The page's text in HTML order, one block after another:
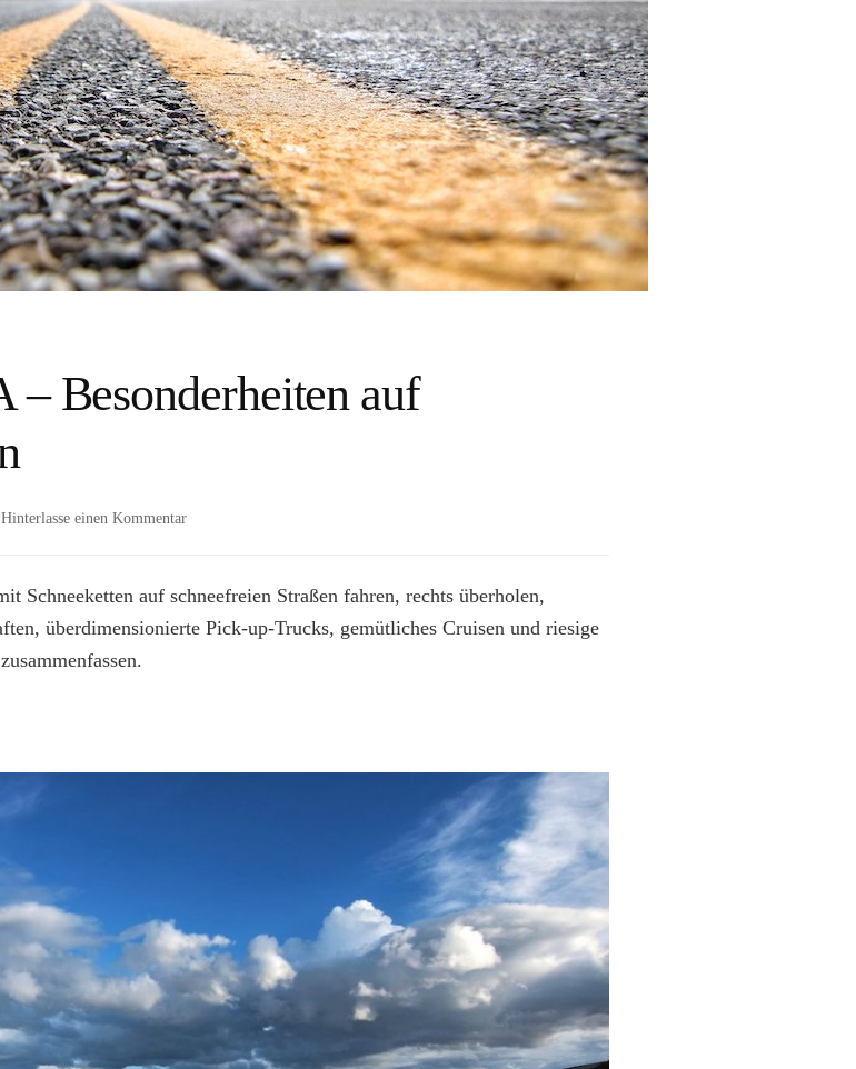
Besonderheiten auf
Hinterlasse einen Kommentarzu
den
–
Schneeketten auf schneefreien Straßen fahren, rechts überholen,
überdimensionierte Pick-up-Trucks, gemütliches Cruisen und riesige